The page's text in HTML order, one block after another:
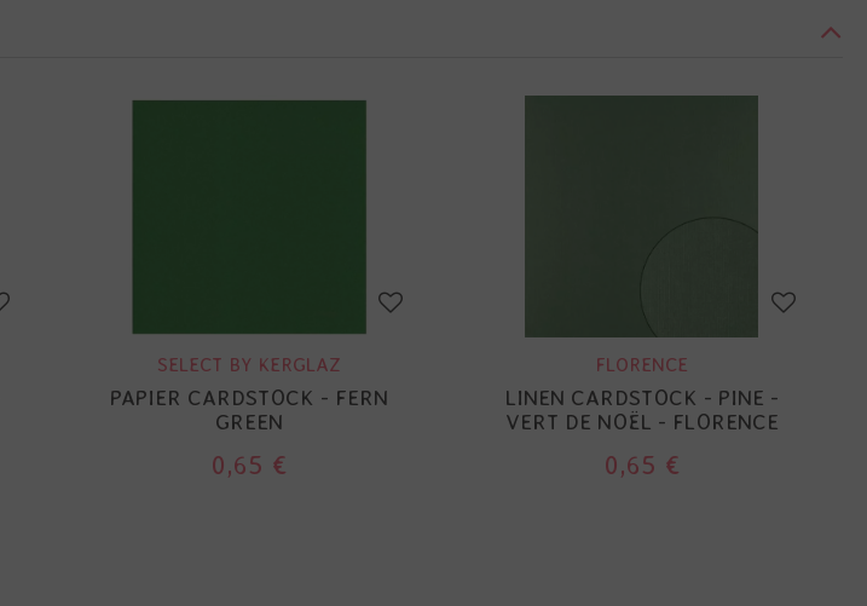
SELECT BY KERGLAZ
PAPIER CARDSTOCK - FERN
GREEN
0,65 €
FLORENCE
LINEN CARDSTOCK - PINE -
VERT DE NOËL - FLORENCE
0,65 €